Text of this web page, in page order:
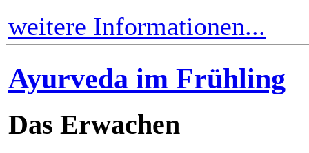
weitere Informationen...
Ayurveda im Frühling
Das Erwachen